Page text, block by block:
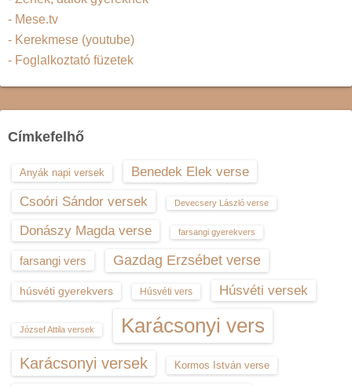
- Mese.tv
- Kerekmese (youtube)
- Foglalkoztató füzetek
Címkefelhő
Anyák napi versek
Benedek Elek verse
Csoóri Sándor versek
Devecsery László verse
Donászy Magda verse farsangi gyerekvers
farsangi vers Gazdag Erzsébet verse
húsvéti gyerekvers Húsvéti vers Húsvéti versek
József Attila versek Karácsonyi vers
Karácsonyi versek Kormos István verse